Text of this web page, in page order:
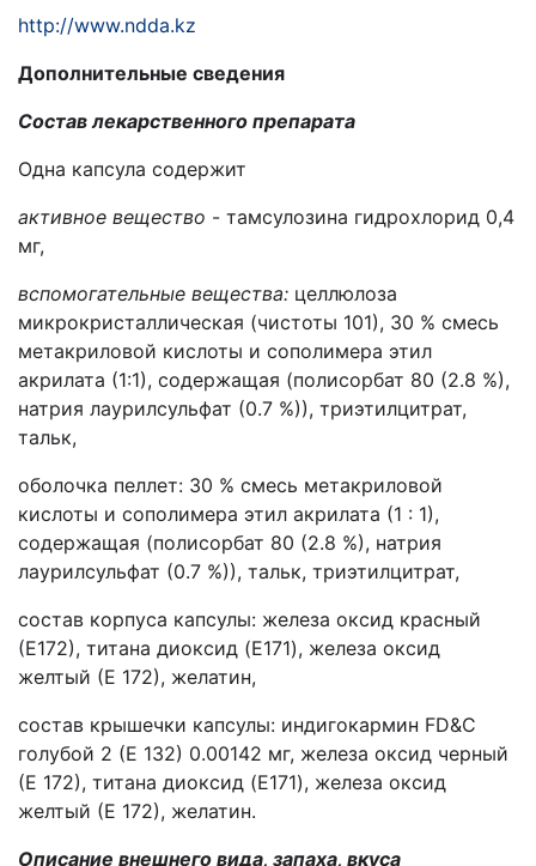
http://www.ndda.kz
Дополнительные сведения
Состав лекарственного препарата
Одна капсула содержит
активное вещество - тамсулозина гидрохлорид 0,4
мг,
вспомогательные вещества: целлюлоза
микрокристаллическая (чистоты 101), 30 % смесь
метакриловой кислоты и сополимера этил
акрилата (1:1), содержащая (полисорбат 80 (2.8 %),
натрия лаурилсульфат (0.7 %)), триэтилцитрат,
тальк,
оболочка пеллет: 30 % смесь метакриловой
кислоты и сополимера этил акрилата (1 : 1),
содержащая (полисорбат 80 (2.8 %), натрия
лаурилсульфат (0.7 %)), тальк, триэтилцитрат,
состав корпуса капсулы: железа оксид красный
(Е172), титана диоксид (E171), железа оксид
желтый (Е 172), желатин,
состав крышечки капсулы: индигокармин FD&C
голубой 2 (Е 132) 0.00142 мг, железа оксид черный
(Е 172), титана диоксид (E171), железа оксид
желтый (Е 172), желатин.
Описание внешнего вида, запаха, вкуса